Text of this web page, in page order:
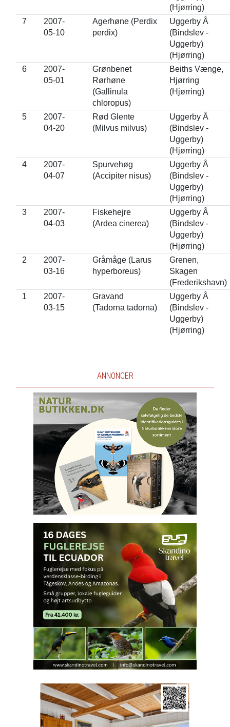
(Hjørring)
7
2007-
05-10
Agerhøne (Perdix
perdix)
Uggerby Å
(Bindslev -
Uggerby)
(Hjørring)
6
2007-
05-01
Grønbenet
Rørhøne
(Gallinula
chloropus)
Beiths Vænge,
Hjørring
(Hjørring)
5
2007-
04-20
Rød Glente
(Milvus milvus)
Uggerby Å
(Bindslev -
Uggerby)
(Hjørring)
4
2007-
04-07
Spurvehøg
(Accipiter nisus)
Uggerby Å
(Bindslev -
Uggerby)
(Hjørring)
3
2007-
04-03
Fiskehejre
(Ardea cinerea)
Uggerby Å
(Bindslev -
Uggerby)
(Hjørring)
2
2007-
03-16
Gråmåge (Larus
hyperboreus)
Grenen,
Skagen
(Frederikshavn)
1
2007-
03-15
Gravand
(Tadorna tadorna)
Uggerby Å
(Bindslev -
Uggerby)
(Hjørring)
ANNONCER